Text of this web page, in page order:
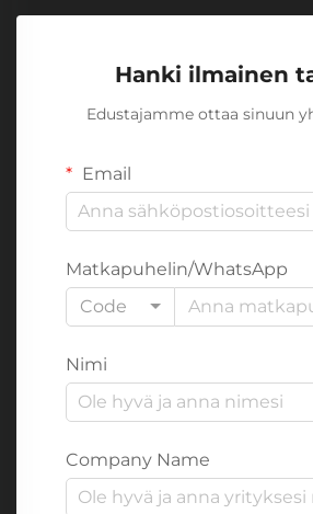
Hanki ilmainen
Edustajamme ottaa sinuun
Email
Matkapuhelin/WhatsApp
Code
Nimi
Company Name